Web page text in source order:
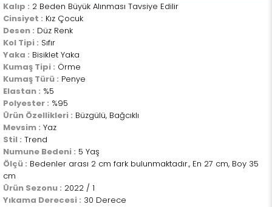
Kalıp : 2 Beden Büyük Alınması Tavsiye Edilir
Cinsiyet : Kız Çocuk
Desen : Düz Renk
Kol Tipi : Sıfır
Yaka : Bisiklet Yaka
Kumaş Tipi : Örme
Kumaş Türü : Penye
Elastan : %5
Polyester : %95
Ürün Özellikleri : Büzgülü, Bağcıklı
Mevsim : Yaz
Stil : Trend
Numune Bedeni : 5 Yaş
Ölçü : Bedenler arası 2 cm fark bulunmaktadır., En 27 cm, Boy 35
cm
Ürün Sezonu : 2022 / 1
Yıkama Derecesi : 30 Derece